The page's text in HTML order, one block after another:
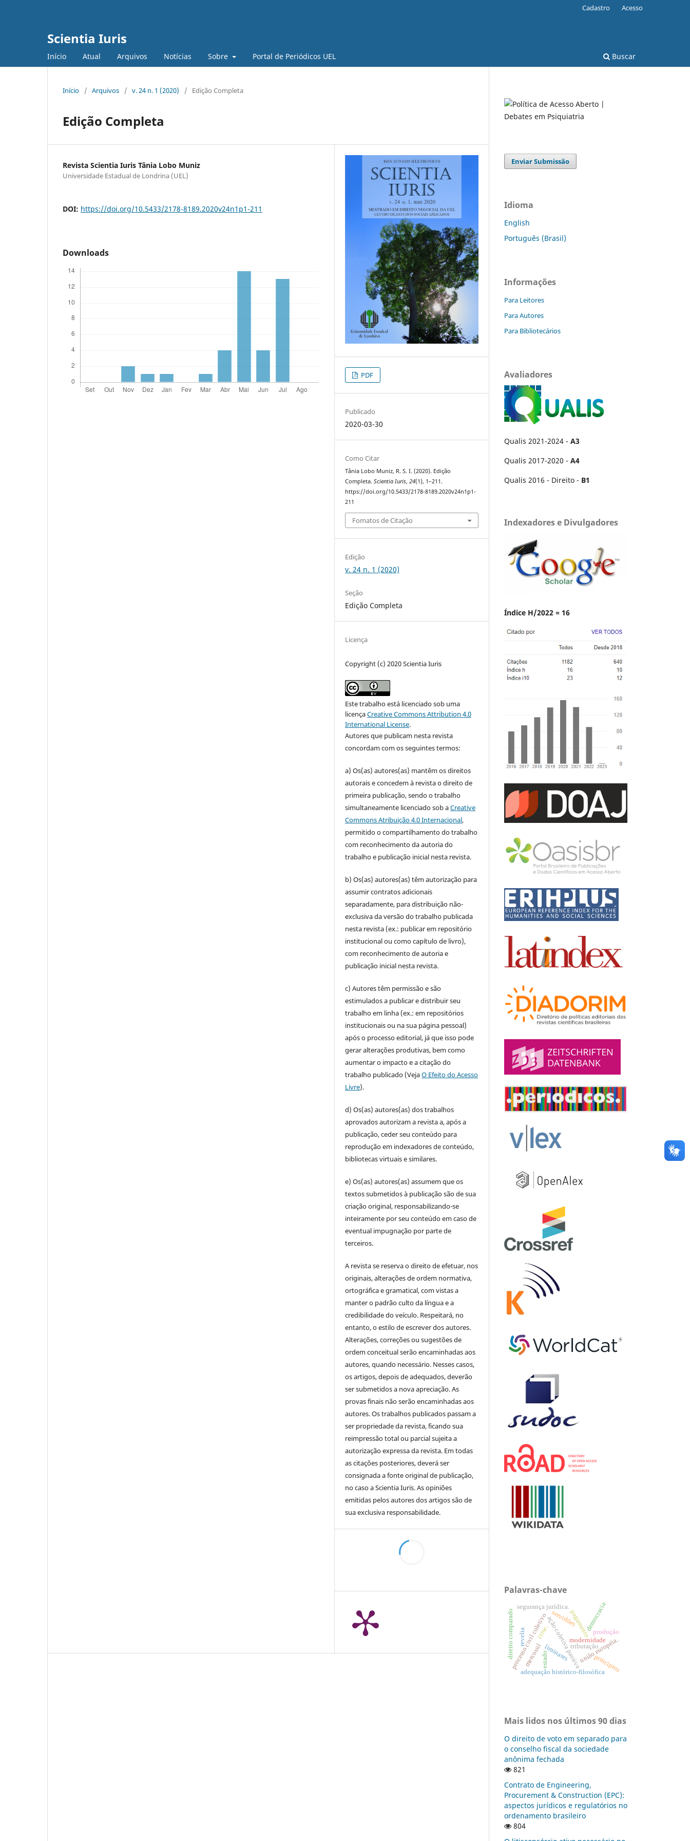
Scientia Iuris
Início Atual Arquivos Notícias Sobre Portal de Periódicos UEL Buscar
Cadastro Acesso
Início / Arquivos / v. 24 n. 1 (2020) / Edição Completa
Edição Completa
Revista Scientia Iuris Tânia Lobo Muniz
Universidade Estadual de Londrina (UEL)
DOI: https://doi.org/10.5433/2178-8189.2020v24n1p1-211
Downloads
PDF
Publicado
2020-03-30
Como Citar
Tânia Lobo Muniz, R. S. I. (2020). Edição
Completa.Scientia Iuris,24(1), 1–211.
https://doi.org/10.5433/2178-8189.2020v24n1p1-
211
Fomatos de Citação
Edição
v. 24 n. 1 (2020)
Seção
Edição Completa
Licença
Copyright (c) 2020 Scientia Iuris
Este trabalho está licenciado sob uma
licençaCreative Commons Attribution 4.0
International License.
Autores que publicam nesta revista
concordam com os seguintes termos:
a) Os(as) autores(as) mantêm os direitos
autorais e concedem à revista o direito de
primeira publicação, sendo o trabalho
simultaneamente licenciado sob aCreative
Commons Atribuição 4.0 Internacional,
permitido o compartilhamento do trabalho
com reconhecimento da autoria do
trabalho e publicação inicial nesta revista.
b) Os(as) autores(as) têm autorização para
assumir contratos adicionais
separadamente, para distribuição não-
exclusiva da versão do trabalho publicada
nesta revista (ex.: publicar em repositório
institucional ou como capítulo de livro),
com reconhecimento de autoria e
publicação inicial nesta revista.
c) Autores têm permissão e são
estimulados a publicar e distribuir seu
trabalho em linha (ex.: em repositórios
institucionais ou na sua página pessoal)
após o processo editorial, já que isso pode
gerar alterações produtivas, bem como
aumentar o impacto e a citação do
trabalho publicado (VejaO Efeito do Acesso
Livre).
d) Os(as) autores(as) dos trabalhos
aprovados autorizam a revista a, após a
publicação, ceder seu conteúdo para
reprodução em indexadores de conteúdo,
bibliotecas virtuais e similares.
e) Os(as) autores(as) assumem que os
textos submetidos à publicação são de sua
criação original, responsabilizando-se
inteiramente por seu conteúdo em caso de
eventual impugnação por parte de
terceiros.
A revista se reserva o direito de efetuar, nos
originais, alterações de ordem normativa,
ortográfica e gramatical, com vistas a
manter o padrão culto da língua e a
credibilidade do veículo. Respeitará, no
entanto, o estilo de escrever dos autores.
Alterações, correções ou sugestões de
ordem conceitual serão encaminhadas aos
autores, quando necessário. Nesses casos,
os artigos, depois de adequados, deverão
ser submetidos a nova apreciação. As
provas finais não serão encaminhadas aos
autores. Os trabalhos publicados passam a
ser propriedade da revista, ficando sua
reimpressão total ou parcial sujeita a
autorização expressa da revista. Em todas
as citações posteriores, deverá ser
consignada a fonte original de publicação,
no caso a Scientia Iuris. As opiniões
emitidas pelos autores dos artigos são de
sua exclusiva responsabilidade.
Enviar Submissão
Idioma
English
Português (Brasil)
Informações
Para Leitores
Para Autores
Para Bibliotecários
Avaliadores
Qualis 2021-2024 - A3
Qualis 2017-2020 - A4
Qualis 2016 - Direito - B1
Indexadores e Divulgadores
Índice H/2022 = 16
Palavras-chave
ação coletiva passiva
p
r
o
c
e
s
s
o
c
i
v
i
l
c
o
l
e
t
i
v
o
liminares
pagamento
estado
crise.
modernidade
segurança jurídica.
produção
adequação histórico-filosófica
união européia.
democracia
tributação
direito comparado servidões
mercosul princípios
revelia
Mais lidos nos últimos 90 dias
O direito de voto em separado para
o conselho fiscal da sociedade
anônima fechada
821
Contrato de Engineering,
Procurement & Construction (EPC):
aspectos jurídicos e regulatórios no
ordenamento brasileiro
804